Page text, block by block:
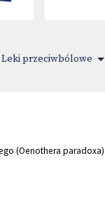
Leki przeciwbólowe
(Oenothera